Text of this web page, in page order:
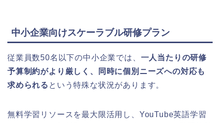
中小企業向けスケーラブル研修プラン
従業員数50名以下の中小企業では、 一人当たりの研修
予算制約がより厳しく、同時に個別ニーズへの対応も
求められる という特殊な状況があります。
無料学習リソースを最大限活用し、YouTube英語学習